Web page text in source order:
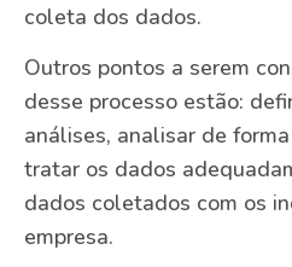
coleta dos dados.
Outros pontos a serem
desse processo estão:
análises, analisar de
tratar os dados
dados coletados com os
empresa.